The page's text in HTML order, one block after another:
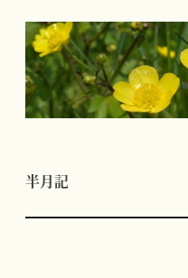
コ
ン
テ
ン
ス
半月記